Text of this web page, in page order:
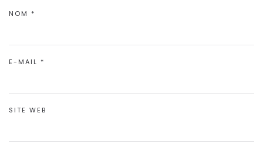
NOM *
E-MAIL *
SITE WEB